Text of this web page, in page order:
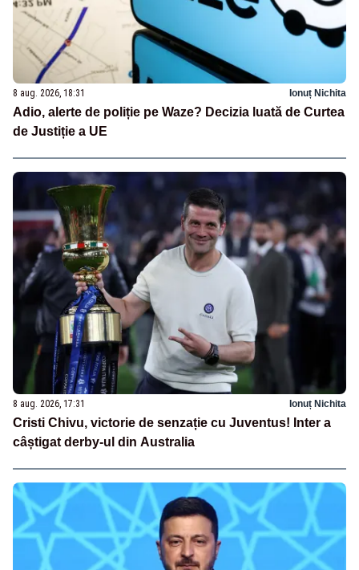
8 aug. 2026, 18:31 Ionuț Nichita
Adio, alerte de poliție pe Waze? Decizia luată de Curtea
de Justiție a UE
8 aug. 2026, 17:31 Ionuț Nichita
Cristi Chivu, victorie de senzație cu Juventus! Inter a
câștigat derby-ul din Australia